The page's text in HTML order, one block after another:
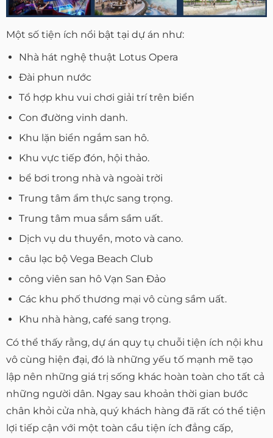
Một số tiện ích nổi bật tại dự án như:
Nhà hát nghệ thuật Lotus Opera
Đài phun nước
Tổ hợp khu vui chơi giải trí trên biển
Con đường vinh danh.
Khu lặn biển ngắm san hô.
Khu vực tiếp đón, hội thảo.
bể bơi trong nhà và ngoài trời
Trung tâm ẩm thực sang trọng.
Trung tâm mua sắm sầm uất.
Dịch vụ du thuyền, moto và cano.
câu lạc bộ Vega Beach Club
công viên san hô Vạn San Đảo
Các khu phố thương mại vô cùng sầm uất.
Khu nhà hàng, café sang trọng.
Có thể thấy rằng, dự án quy tụ chuỗi tiện ích nội khu
vô cùng hiện đại, đó là những yếu tố mạnh mẽ tạo
lập nên những giá trị sống khác hoàn toàn cho tất cả
những người dân. Ngay sau khoản thời gian bước
chân khỏi cửa nhà, quý khách hàng đã rất có thể tiện
lợi tiếp cận với một toàn cầu tiện ích đẳng cấp,